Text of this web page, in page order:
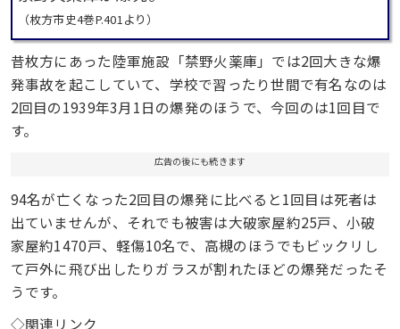
（枚方市史4巻P.401より）
昔枚方にあった陸軍施設「禁野火薬庫」では2回大きな爆
発事故を起こしていて、学校で習ったり世間で有名なのは
2回目の1939年3月1日の爆発のほうで、今回のは1回目で
す。
広告の後にも続きます
94名が亡くなった2回目の爆発に比べると1回目は死者は
出ていませんが、それでも被害は大破家屋約25戸、小破
家屋約1470戸、軽傷10名で、高槻のほうでもビックリし
て戸外に飛び出したりガラスが割れたほどの爆発だったそ
うです。
◇関連リンク